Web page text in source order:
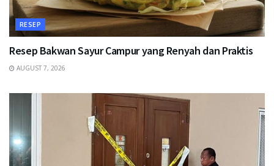
RESEP
Resep Bakwan Sayur Campur yang Renyah dan Praktis
AUGUST 7, 2026